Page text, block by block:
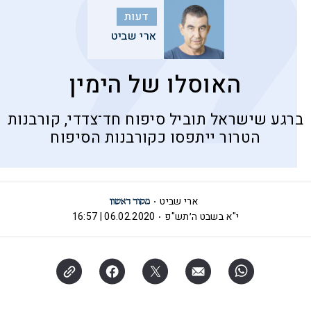
דעות
ארי שביט
האוסלו של הימין
ברגע שישראל תוביל סיפוח חד־צדדי, קורבנות
הטרור ייתפסו כקורבנות הסיפוח
ארי שביט
י"א בשבט ה׳תש"פ
06.02.2020 | 16:57